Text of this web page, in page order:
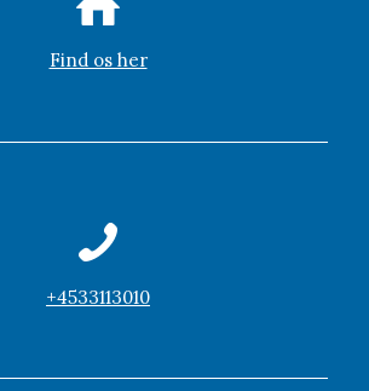
Find os her
+4533113010